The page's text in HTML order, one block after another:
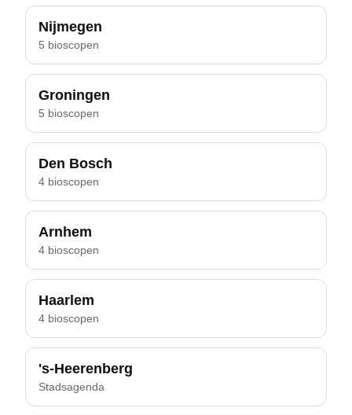
Nijmegen
5 bioscopen
Groningen
5 bioscopen
Den Bosch
4 bioscopen
Arnhem
4 bioscopen
Haarlem
4 bioscopen
's-Heerenberg
Stadsagenda